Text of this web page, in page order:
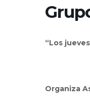
“Los
Organiza